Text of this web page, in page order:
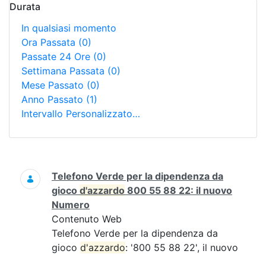
Durata
In qualsiasi momento
Ora Passata (0)
Passate 24 Ore (0)
Settimana Passata (0)
Mese Passato (0)
Anno Passato (1)
Intervallo Personalizzato…
Ricerca
Telefono Verde per la dipendenza da
gioco d'azzardo 800 55 88 22: il nuovo
Numero
Contenuto Web
Telefono Verde per la dipendenza da
gioco d'azzardo: '800 55 88 22', il nuovo